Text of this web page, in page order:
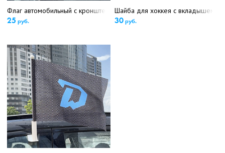
Флаг автомобильный с кронштейном Динамо (5169)
25 руб.
Шайба для хоккея с вкладышем
30 руб.